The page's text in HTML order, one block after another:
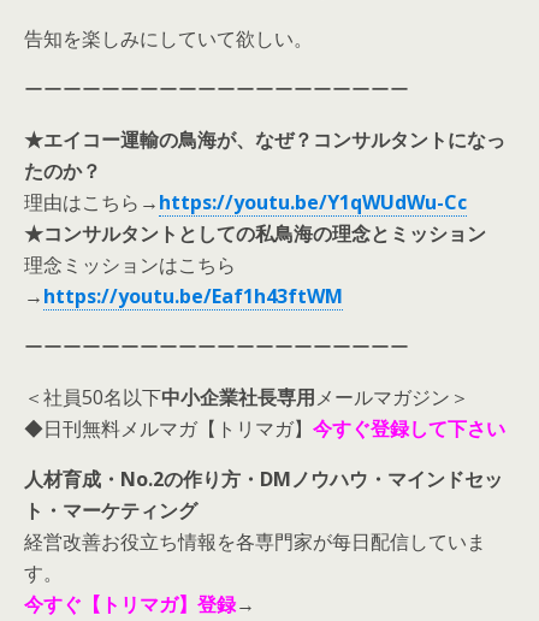
告知を楽しみにしていて欲しい。
ーーーーーーーーーーーーーーーーーーーー
★エイコー運輸の鳥海が、なぜ？コンサルタントになっ
たのか？
理由はこちら →https://youtu.be/Y1qWUdWu-Cc
★コンサルタントとしての私鳥海の理念とミッション
理念ミッションはこちら
→https://youtu.be/Eaf1h43ftWM
ーーーーーーーーーーーーーーーーーーーー
＜社員50名以下中小企業社長専用メールマガジン＞
◆日刊無料メルマガ【トリマガ】 今すぐ登録して下さい
人材育成・No.2の作り方・DMノウハウ・マインドセッ
ト・マーケティング
経営改善お役立ち情報を各専門家が每日配信していま
す。
今すぐ【トリマガ】登録→